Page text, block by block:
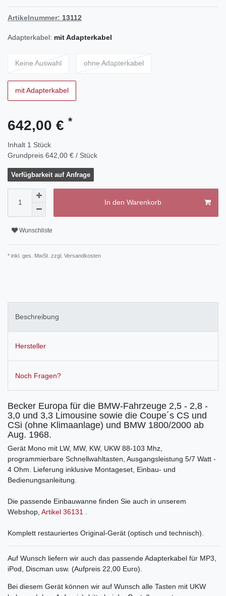
Artikelnummer: 13112
Adapterkabel: mit Adapterkabel
Keine Auswahl ohne Adapterkabel
mit Adapterkabel
642,00 € *
Inhalt 1 Stück
Grundpreis 642,00 € / Stück
Verfügbarkeit auf Anfrage
In den Warenkorb
Wunschliste
* inkl. ges. MwSt. zzgl. Versandkosten
Beschreibung
Hersteller
Noch Fragen?
Becker Europa für die BMW-Fahrzeuge 2,5 - 2,8 -
3,0 und 3,3 Limousine sowie die Coupe´s CS und
CSi (ohne Klimaanlage) und BMW 1800/2000 ab
Aug. 1968.
Gerät Mono mit LW, MW, KW, UKW 88-103 Mhz,
programmierbare Schnellwahltasten, Ausgangsleistung 5/7 Watt -
4 Ohm. Lieferung inklusive Montageset, Einbau- und
Bedienungsanleitung.
Die passende Einbauwanne finden Sie auch in unserem
Webshop, Artikel 36131
Komplett restauriertes Original-Gerät (optisch und technisch).
Auf Wunsch liefern wir auch das passende Adapterkabel für MP3,
iPod, Discman usw. (Aufpreis 22,00 Euro).
Bei diesem Gerät können wir auf Wunsch alle Tasten mit UKW